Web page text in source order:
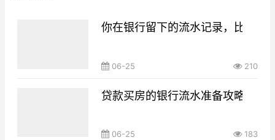
你在银行留下的流水记录，比你想
06-25 210
贷款买房的银行流水准备攻略，你
06-25 183